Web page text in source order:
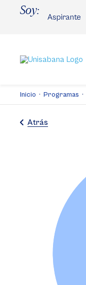
Soy:
Aspirante
Inicio Programas
Atrás